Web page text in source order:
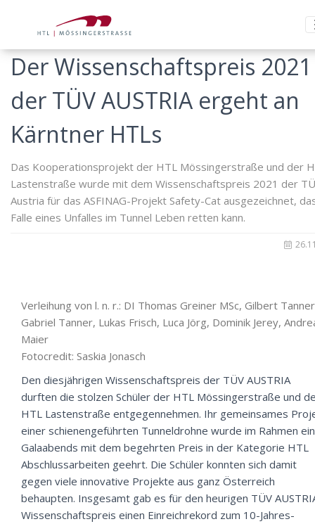
Der Wissenschaftspreis 2021
der TÜV AUSTRIA ergeht an
Kärntner HTLs
Das Kooperationsprojekt der HTL Mössingerstraße und der
Lastenstraße wurde mit dem Wissenschaftspreis 2021 der
Austria für das ASFINAG-Projekt Safety-Cat ausgezeichnet,
Falle eines Unfalles im Tunnel Leben retten kann.
Verleihung von l. n. r.: DI Thomas Greiner MSc, Gilbert
Gabriel Tanner, Lukas Frisch, Luca Jörg, Dominik Jerey,
Maier
Fotocredit: Saskia Jonasch
Den diesjährigen Wissenschaftspreis der TÜV AUSTRIA
durften die stolzen Schüler der HTL Mössingerstraße und
HTL Lastenstraße entgegennehmen. Ihr gemeinsames
einer schienengeführten Tunneldrohne wurde im Rahmen
Galaabends mit dem begehrten Preis in der Kategorie HTL
Abschlussarbeiten geehrt. Die Schüler konnten sich damit
gegen viele innovative Projekte aus ganz Österreich
behaupten. Insgesamt gab es für den heurigen TÜV
Wissenschaftspreis einen Einreichrekord zum 10-Jahres-